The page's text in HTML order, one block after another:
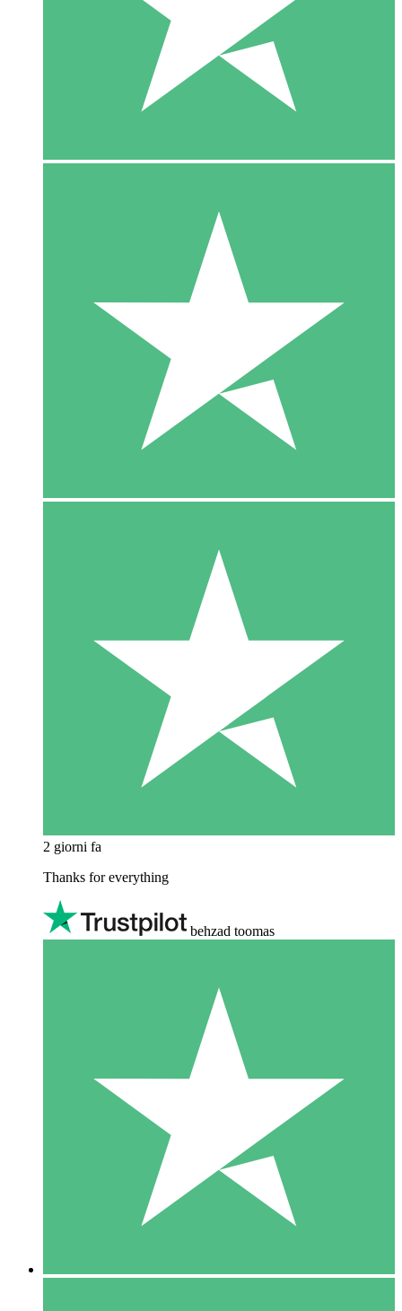
2 giorni fa
Thanks for everything
behzad toomas